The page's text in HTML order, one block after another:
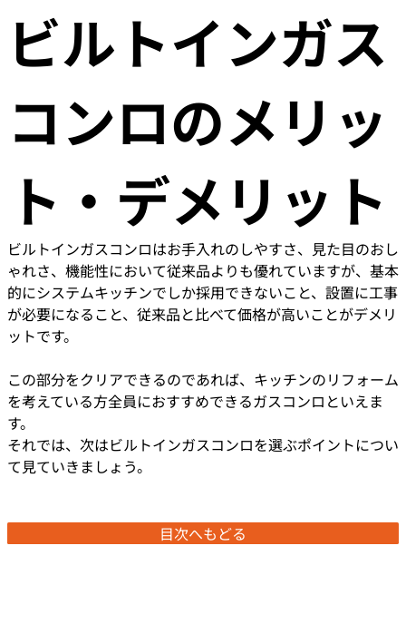
ビルトインガス
コンロのメリッ
ト・デメリット
ビルトインガスコンロはお手入れのしやすさ、見た目のおし
ゃれさ、機能性において従来品よりも優れていますが、基本
的にシステムキッチンでしか採用できないこと、設置に工事
が必要になること、従来品と比べて価格が高いことがデメリ
ットです。
この部分をクリアできるのであれば、キッチンのリフォーム
を考えている方全員におすすめできるガスコンロといえま
す。
それでは、次はビルトインガスコンロを選ぶポイントについ
て見ていきましょう。
目次へもどる